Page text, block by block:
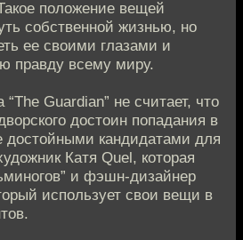
положение вещей
собственной жизнью, но
ее своими глазами и
правду всему миру.
“The Guardian” не считает, что
достоин попадания в
достойными кандидатами для
Катя Quel, которая
и фэшн-дизайнер
использует свои вещи в